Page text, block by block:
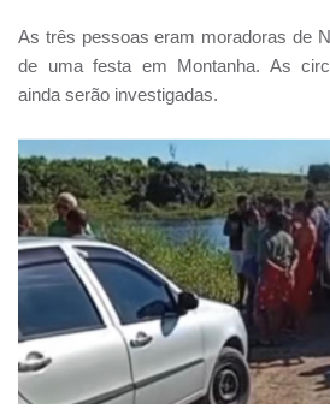
As três pessoas eram moradoras de
de uma festa em Montanha. As
ainda serão investigadas.